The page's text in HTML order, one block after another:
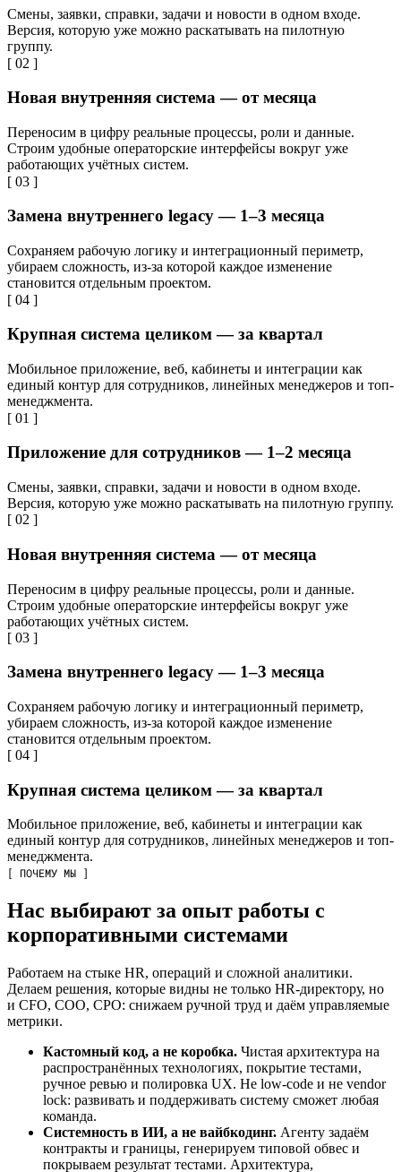
Смены, заявки, справки, задачи и новости в одном входе.
Версия, которую уже можно раскатывать на пилотную
группу.
[ 02 ]
Новая внутренняя система — от месяца
Переносим в цифру реальные процессы, роли и данные.
Строим удобные операторские интерфейсы вокруг уже
работающих учётных систем.
[ 03 ]
Замена внутреннего legacy — 1–3 месяца
Сохраняем рабочую логику и интеграционный периметр,
убираем сложность, из-за которой каждое изменение
становится отдельным проектом.
[ 04 ]
Крупная система целиком — за квартал
Мобильное приложение, веб, кабинеты и интеграции как
единый контур для сотрудников, линейных менеджеров и топ-
менеджмента.
[ 01 ]
Приложение для сотрудников — 1–2 месяца
Смены, заявки, справки, задачи и новости в одном входе.
Версия, которую уже можно раскатывать на пилотную группу.
[ 02 ]
Новая внутренняя система — от месяца
Переносим в цифру реальные процессы, роли и данные.
Строим удобные операторские интерфейсы вокруг уже
работающих учётных систем.
[ 03 ]
Замена внутреннего legacy — 1–3 месяца
Сохраняем рабочую логику и интеграционный периметр,
убираем сложность, из-за которой каждое изменение
становится отдельным проектом.
[ 04 ]
Крупная система целиком — за квартал
Мобильное приложение, веб, кабинеты и интеграции как
единый контур для сотрудников, линейных менеджеров и топ-
менеджмента.
[ ПОЧЕМУ МЫ ]
Нас выбирают за опыт работы с
корпоративными системами
Работаем на стыке HR, операций и сложной аналитики.
Делаем решения, которые видны не только HR-директору, но
и CFO, COO, CPO: снижаем ручной труд и даём управляемые
метрики.
Кастомный код, а не коробка. Чистая архитектура на
распространённых технологиях, покрытие тестами,
ручное ревью и полировка UX. Не low-code и не vendor
lock: развивать и поддерживать систему сможет любая
команда.
Системность в ИИ, а не вайбкодинг. Агенту задаём
контракты и границы, генерируем типовой обвес и
покрываем результат тестами. Архитектура,